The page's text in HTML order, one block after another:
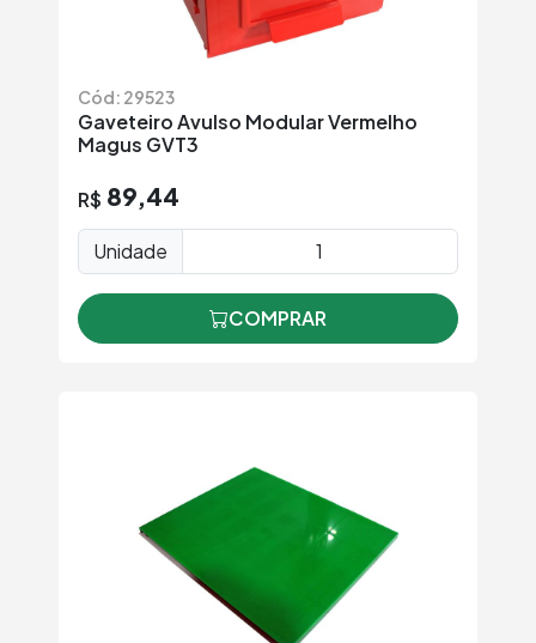
Cód: 29523
Gaveteiro Avulso Modular Vermelho
Magus GVT3
R$ 89,44
Unidade
COMPRAR